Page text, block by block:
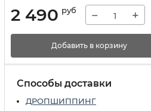
2 490 руб − +
Добавить в корзину
Способы доставки
ДРОПШИППИНГ